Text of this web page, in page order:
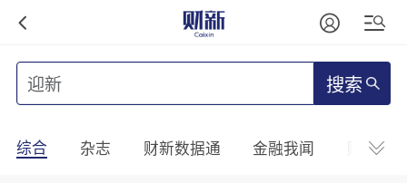
搜索
综合 杂志 财新数据通 金融我闻 财新